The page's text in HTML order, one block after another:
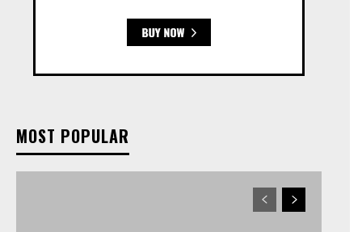
MOST POPULAR